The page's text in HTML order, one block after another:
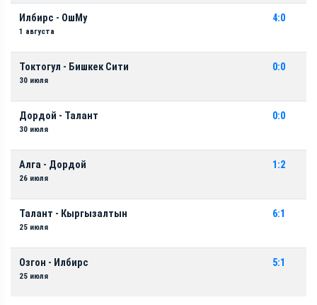
Илбирс - ОшМу
1 августа
4:0
Токтогул - Бишкек Сити
30 июля
0:0
Дордой - Талант
30 июля
0:0
Алга - Дордой
26 июля
1:2
Талант - Кыргызалтын
25 июля
6:1
Озгон - Илбирс
25 июля
5:1